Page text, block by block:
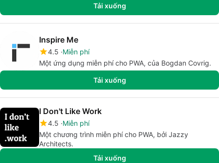
Tải xuống
Inspire Me
4.5 Miễn phí
Một ứng dụng miễn phí cho PWA, của Bogdan Covrig.
Tải xuống
I Don't Like Work
4.5 Miễn phí
Một chương trình miễn phí cho PWA, bởi Jazzy
Architects.
Tải xuống